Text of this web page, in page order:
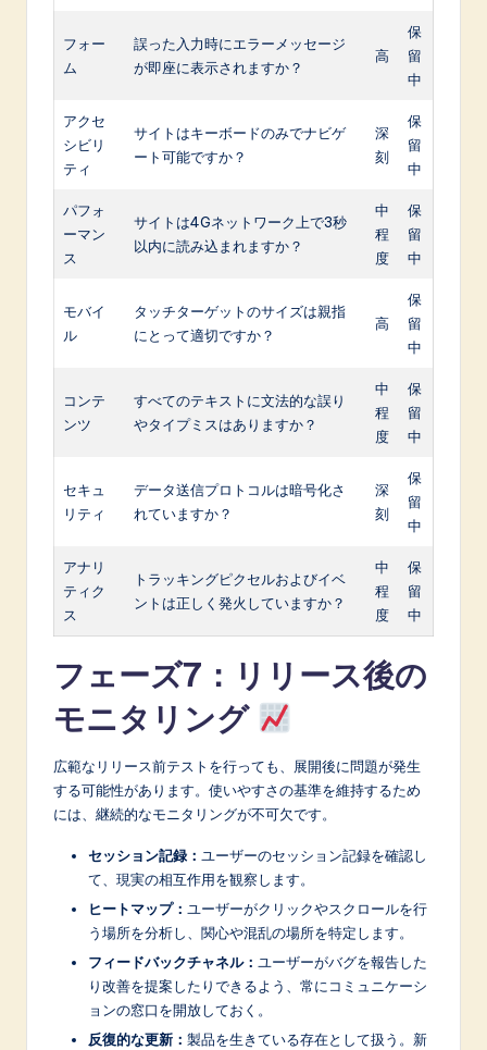
フォー
ム
誤った入力時にエラーメッセージ
が即座に表示されますか？
高
保
留
中
アクセ
シビリ
ティ
サイトはキーボードのみでナビゲ
ート可能ですか？
深
刻
保
留
中
パフォ
ーマン
ス
サイトは4Gネットワーク上で3秒
以内に読み込まれますか？
中
程
度
保
留
中
モバイ
ル
タッチターゲットのサイズは親指
にとって適切ですか？
高
保
留
中
コンテ
ンツ
すべてのテキストに文法的な誤り
やタイプミスはありますか？
中
程
度
保
留
中
セキュ
リティ
データ送信プロトコルは暗号化さ
れていますか？
深
刻
保
留
中
アナリ
ティク
ス
トラッキングピクセルおよびイベ
ントは正しく発火していますか？
中
程
度
保
留
中
フェーズ7：リリース後の
モニタリング
広範なリリース前テストを行っても、展開後に問題が発生
する可能性があります。使いやすさの基準を維持するため
には、継続的なモニタリングが不可欠です。
セッション記録： ユーザーのセッション記録を確認し
て、現実の相互作用を観察します。
ヒートマップ： ユーザーがクリックやスクロールを行
う場所を分析し、関心や混乱の場所を特定します。
フィードバックチャネル： ユーザーがバグを報告した
り改善を提案したりできるよう、常にコミュニケーシ
ョンの窓口を開放しておく。
反復的な更新： 製品を生きている存在として扱う。新